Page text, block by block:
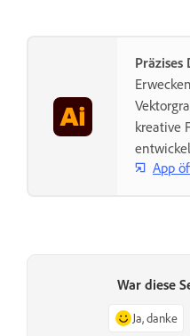
kreative
App
War diese
Ja, danke